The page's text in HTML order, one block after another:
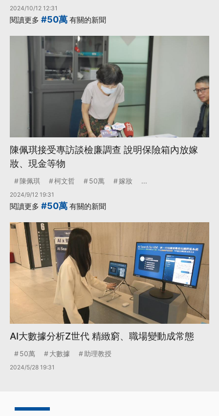
2024/10/12 12:31
閱讀更多 #50萬 有關的新聞
陳佩琪接受專訪談檢廉調查 說明保險箱內放嫁
妝、現金等物
陳佩琪 柯文哲 50萬 嫁妝 ...
2024/9/12 19:31
閱讀更多 #50萬 有關的新聞
AI大數據分析Z世代 精緻窮、職場變動成常態
50萬 大數據 助理教授
2024/5/28 19:31